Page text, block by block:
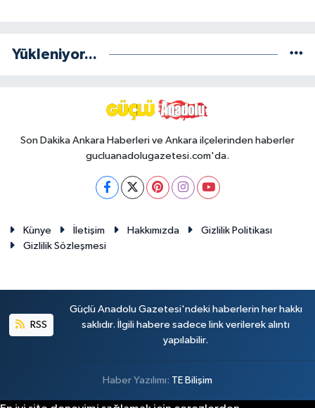
Yükleniyor...
Son Dakika Ankara Haberleri ve Ankara ilçelerinden haberler
gucluanadolugazetesi.com'da.
Künye İletişim Hakkımızda
Gizlilik Politikası
Gizlilik Sözleşmesi
RSS
Güçlü Anadolu Gazetesi'ndeki haberlerin her hakkı
saklıdır. İlgili habere sadece link verilerek alıntı
yapılabilir.
Haber Yazılımı: TE Bilişim